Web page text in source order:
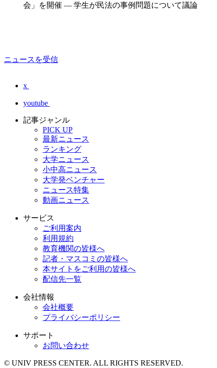
会」を開催 — 学生が民法の事例問題について議論
ニュースを受信
x
youtube
記事ジャンル
PICK UP
最新ニュース
ランキング
大学ニュース
小中高ニュース
大学発ベンチャー
ニュース特集
動画ニュース
サービス
ご利用案内
利用規約
教育機関の皆様へ
記者・マスコミの皆様へ
本サイトをご利用の皆様へ
配信先一覧
会社情報
会社概要
プライバシーポリシー
サポート
お問い合わせ
© UNIV PRESS CENTER. ALL RIGHTS RESERVED.